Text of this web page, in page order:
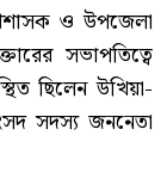
ও উপজেলা
সভাপতিত্বে
ছিলেন উখিয়া-
সদস্য জননেতা